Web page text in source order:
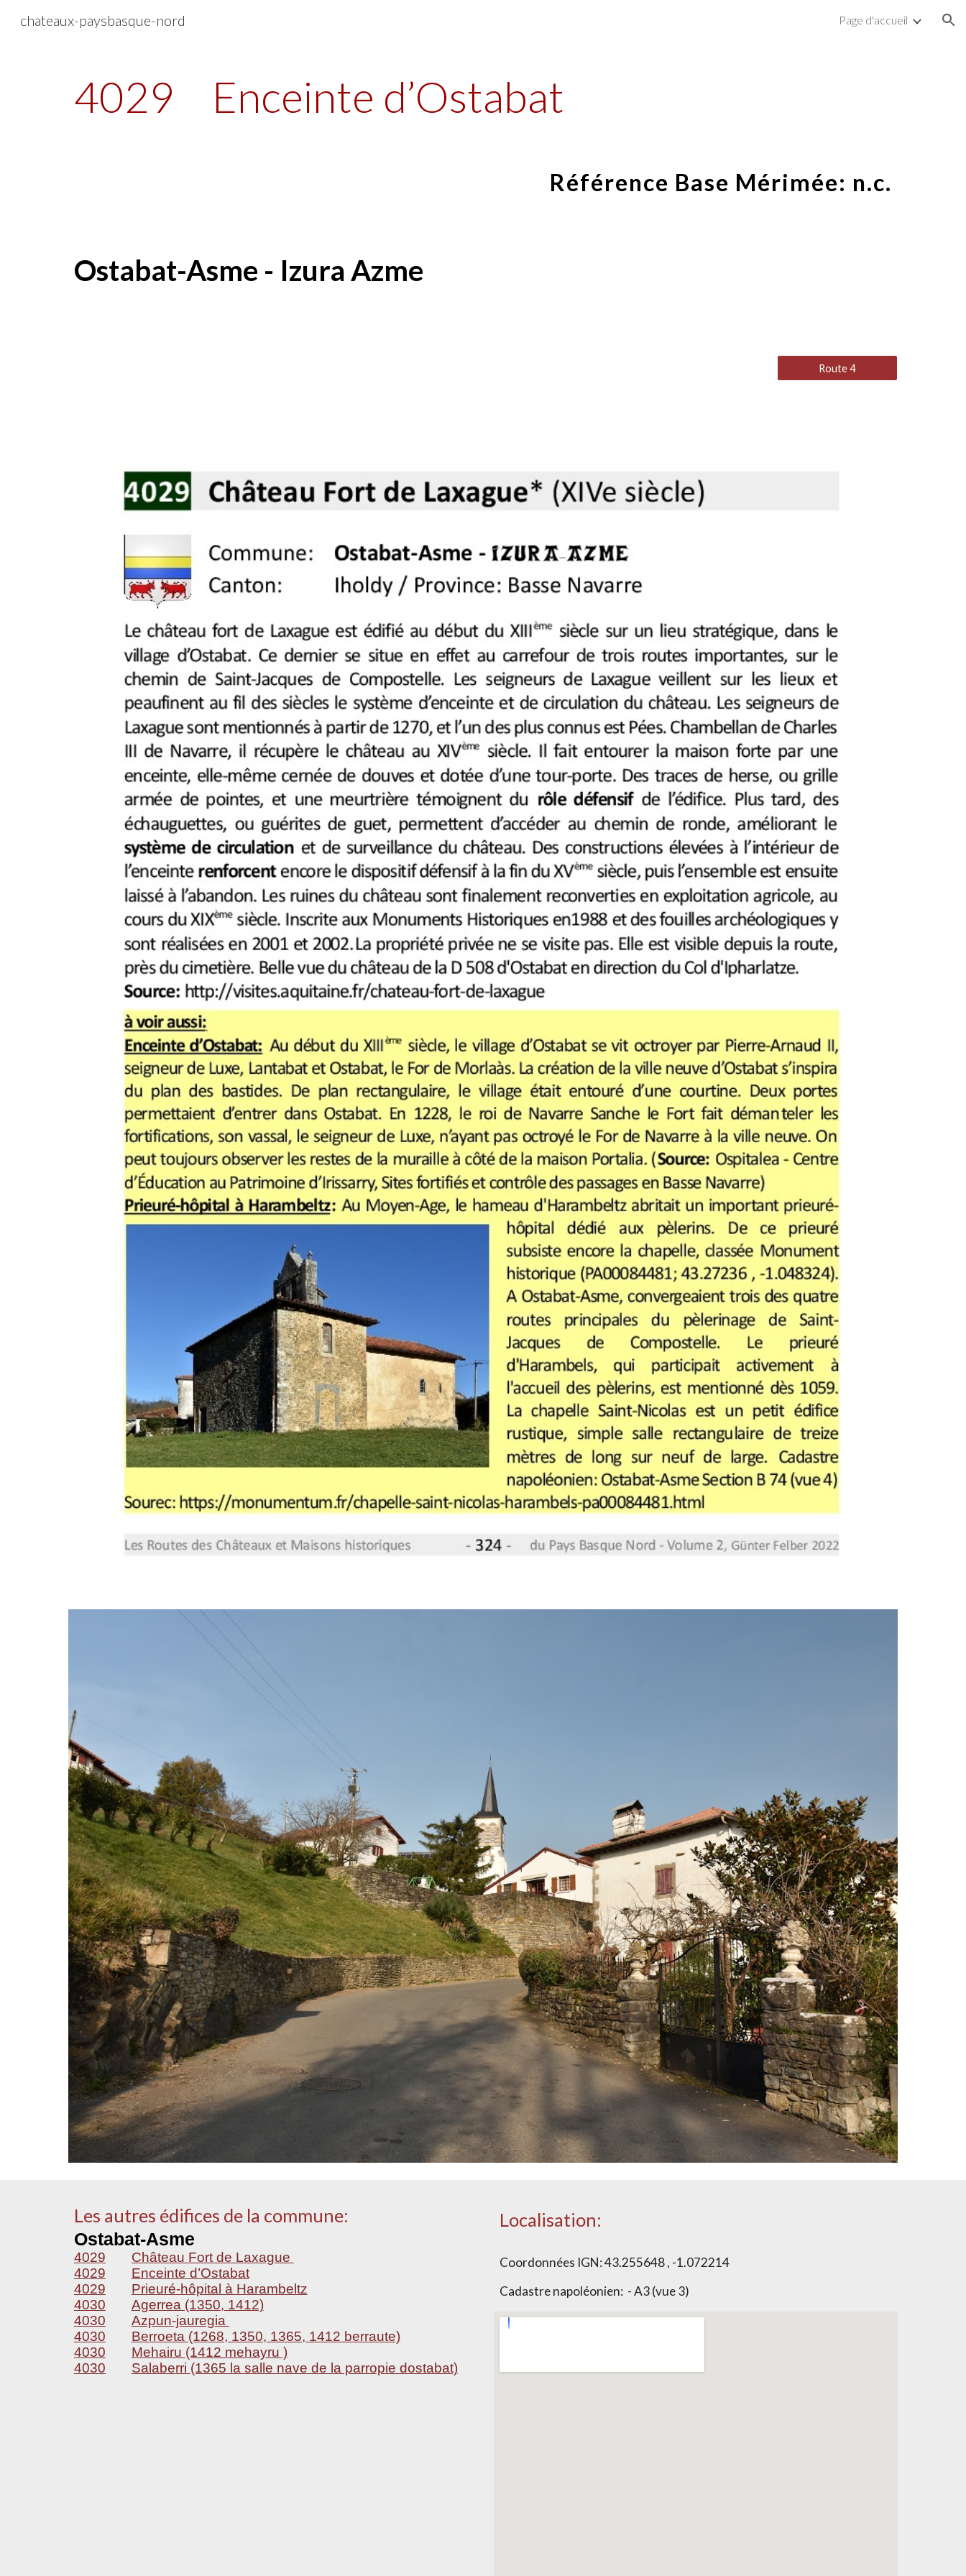
chateaux-paysbasque-nord Page d'accueil
4029 Enceinte d’Ostabat
Référence Base Mérimée: n.c.
Ostabat-Asme - Izura Azme
Route 4
Les autres édifices de la commune:
Ostabat-Asme
4029
Château Fort de Laxague
4029
Enceinte d’Ostabat
4029
Prieuré-hôpital à Harambeltz
4030
Agerrea (1350, 1412)
4030
Azpun-jauregia
4030
Berroeta (1268, 1350, 1365, 1412 berraute)
4030
Mehairu (1412 mehayru )
4030
Salaberri (1365 la salle nave de la parropie dostabat)
Localisation:
Coordonnées IGN:43.255648 , -1.072214
Cadastre napoléonien: - A3 (vue 3)